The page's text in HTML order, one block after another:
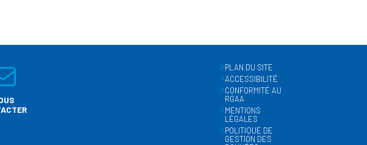
PLAN DU SITE
ACCESSIBILITÉ
CONFORMITÉ AU
RGAA
MENTIONS
LÉGALES
POLITIQUE DE
GESTION DES